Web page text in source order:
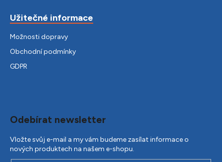
Užitečné informace
Možnosti dopravy
Obchodní podmínky
GDPR
Odebírat newsletter
Vložte svůj e-mail a my vám budeme zasílat informace o
nových produktech na našem e-shopu.